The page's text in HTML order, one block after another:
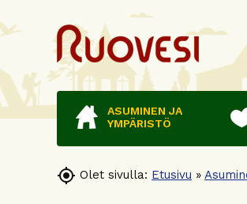
ASUMINEN JA
YMPÄRISTÖ
 Olet sivulla: Etusivu »